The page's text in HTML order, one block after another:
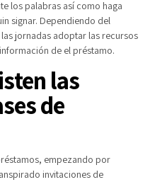
los palabras así­ como haga
signar. Dependiendo del
jornadas adoptar las recursos
de el préstamo.
las
de
empezando por
invitaciones de